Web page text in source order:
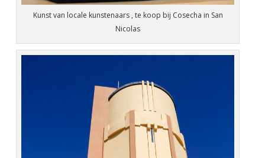
Kunst van locale kunstenaars , te koop bij Cosecha in San
Nicolas